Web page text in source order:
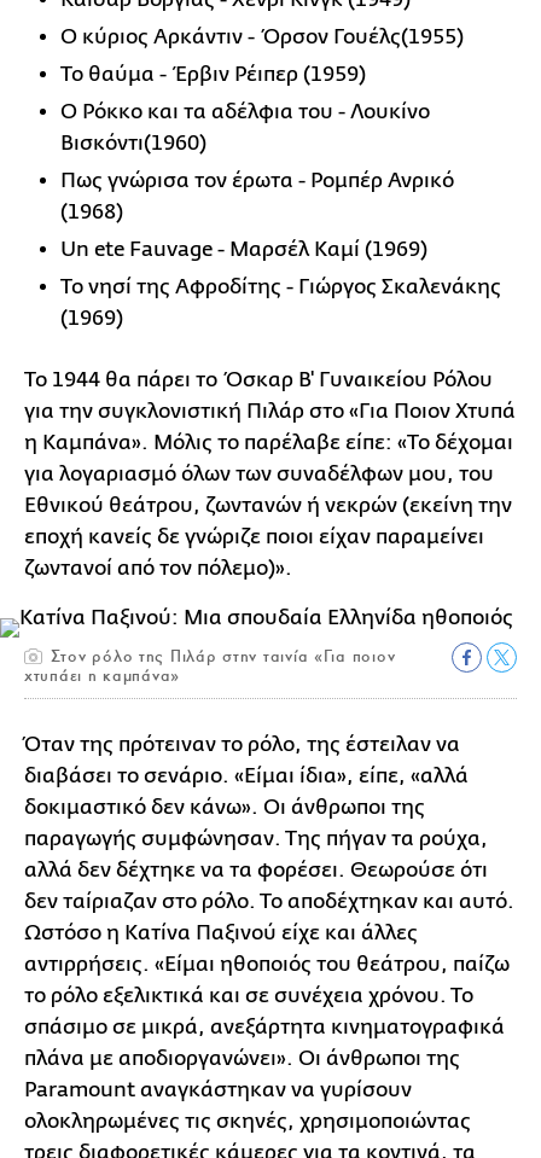
Ο κύριος Αρκάντιν - Όρσον Γουέλς(1955)
Το θαύμα - Έρβιν Ρέιπερ (1959)
Ο Ρόκκο και τα αδέλφια του - Λουκίνο
Βισκόντι(1960)
Πως γνώρισα τον έρωτα - Ρομπέρ Ανρικό
(1968)
Un ete Fauvage - Μαρσέλ Καμί (1969)
Το νησί της Αφροδίτης - Γιώργος Σκαλενάκης
(1969)
Το 1944 θα πάρει το Όσκαρ Β' Γυναικείου Ρόλου
για την συγκλονιστική Πιλάρ στο «Για Ποιον Χτυπά
η Καμπάνα». Μόλις το παρέλαβε είπε: «Το δέχομαι
για λογαριασμό όλων των συναδέλφων μου, του
Εθνικού θεάτρου, ζωντανών ή νεκρών (εκείνη την
εποχή κανείς δε γνώριζε ποιοι είχαν παραμείνει
ζωντανοί από τον πόλεμο)».
Στον ρόλο της Πιλάρ στην ταινία «Για ποιον
χτυπάει η καμπάνα»
Όταν της πρότειναν το ρόλο, της έστειλαν να
διαβάσει το σενάριο. «Είμαι ίδια», είπε, «αλλά
δοκιμαστικό δεν κάνω». Οι άνθρωποι της
παραγωγής συμφώνησαν. Της πήγαν τα ρούχα,
αλλά δεν δέχτηκε να τα φορέσει. Θεωρούσε ότι
δεν ταίριαζαν στο ρόλο. Το αποδέχτηκαν και αυτό.
Ωστόσο η Κατίνα Παξινού είχε και άλλες
αντιρρήσεις. «Είμαι ηθοποιός του θεάτρου, παίζω
το ρόλο εξελικτικά και σε συνέχεια χρόνου. Το
σπάσιμο σε μικρά, ανεξάρτητα κινηματογραφικά
πλάνα με αποδιοργανώνει». Οι άνθρωποι της
Paramount αναγκάστηκαν να γυρίσουν
ολοκληρωμένες τις σκηνές, χρησιμοποιώντας
τρεις διαφορετικές κάμερες για τα κοντινά, τα